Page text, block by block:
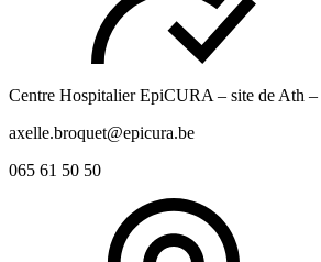
Centre Hospitalier EpiCURA – site de Ath
axelle.broquet@epicura.be
065 61 50 50